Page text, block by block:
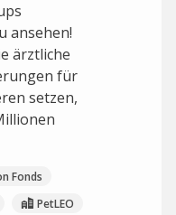
ansehen!
ärztliche
für
setzen,
Fonds
PetLEO